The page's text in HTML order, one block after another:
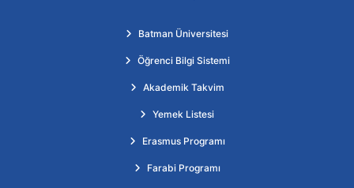
Batman Üniversitesi
Öğrenci Bilgi Sistemi
Akademik Takvim
Yemek Listesi
Erasmus Programı
Farabi Programı